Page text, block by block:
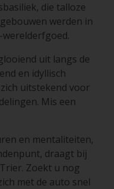
die talloze
werden in
werelderfgoed.
uit langs de
en idyllisch
uitstekend voor
Mis een
en mentaliteiten,
draagt ​​bij
Zoekt u nog
met de auto snel